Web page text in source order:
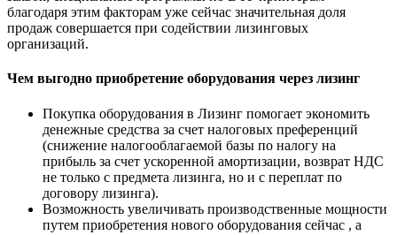
благодаря этим факторам уже сейчас значительная доля
продаж совершается при содействии лизинговых
организаций.
Чем выгодно приобретение оборудования через лизинг
Покупка оборудования в Лизинг помогает экономить
денежные средства за счет налоговых преференций
(снижение налогооблагаемой базы по налогу на
прибыль за счет ускоренной амортизации, возврат НДС
не только с предмета лизинга, но и с переплат по
договору лизинга).
Возможность увеличивать производственные мощности
путем приобретения нового оборудования сейчас , а